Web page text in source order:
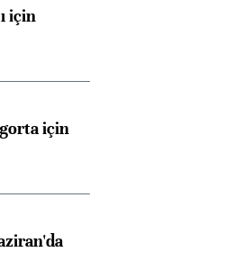
için
için